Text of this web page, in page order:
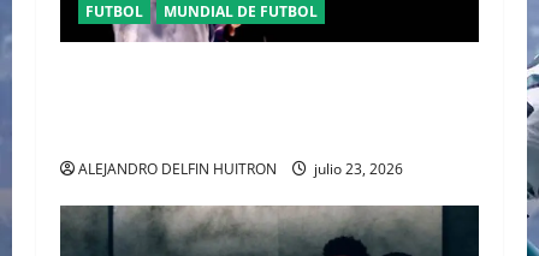
FUTBOL MUNDIAL DE FUTBOL
ALEJANDRO DELFIN HUITRON julio 23, 2026